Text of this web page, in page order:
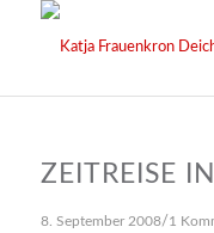
ZEITREISE
8. September 2008/1